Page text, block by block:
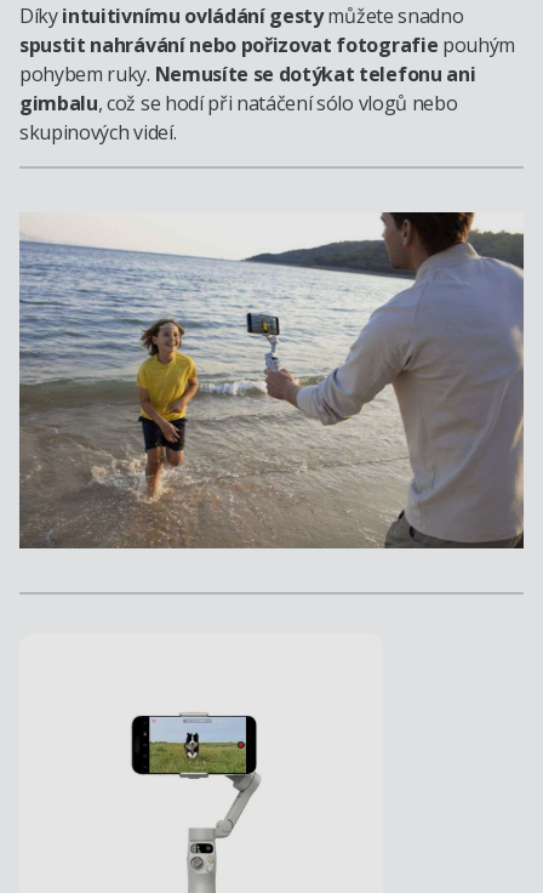
Díkyintuitivnímu ovládání gestymůžete snadno
spustit nahrávání nebo pořizovat fotografie pouhým
pohybem ruky. Nemusíte se dotýkat telefonu ani
gimbalu, což se hodí při natáčení sólo vlogů nebo
skupinových videí.